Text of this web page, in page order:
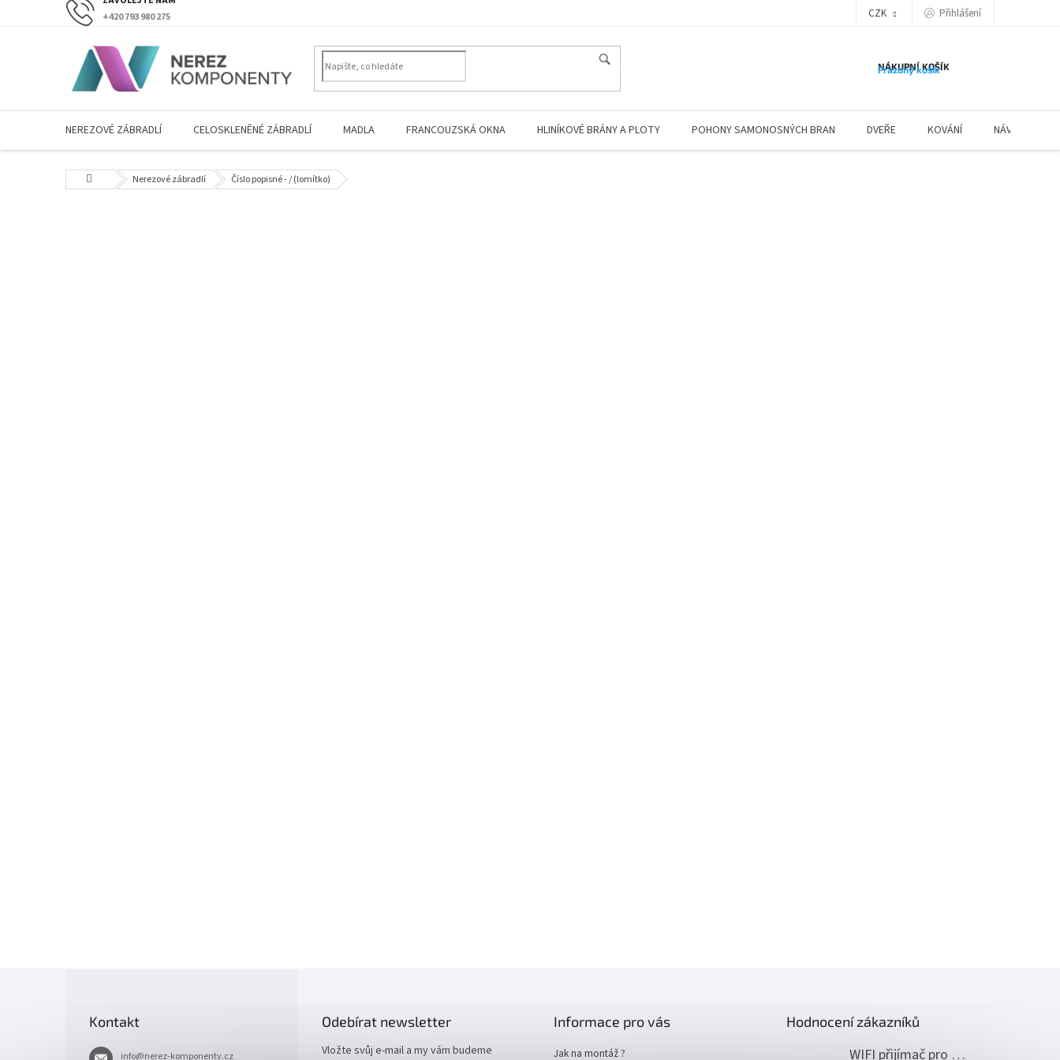
+420 793 980 275 CZK Přihlášení
NÁKUPNÍ KOŠÍK
Prázdný košík
NEREZOVÉ ZÁBRADLÍ CELOSKLENĚNÉ ZÁBRADLÍ MADLA FRANCOUZSKÁ OKNA HLINÍKOVÉ BRÁNY A PLOTY POHONY SAMONOSNÝCH BRAN DVEŘE KOVÁNÍ NÁVODY
Domů Nerezové zábradlí Číslo popisné - / (lomítko)
Kontakt
info@nerez-komponenty.cz
Odebírat newsletter
Vložte svůj e-mail a my vám budeme
Informace pro vás
Jak na montáž ?
Hodnocení zákazníků
WIFI přijímač pro ovládání pohonů NICE